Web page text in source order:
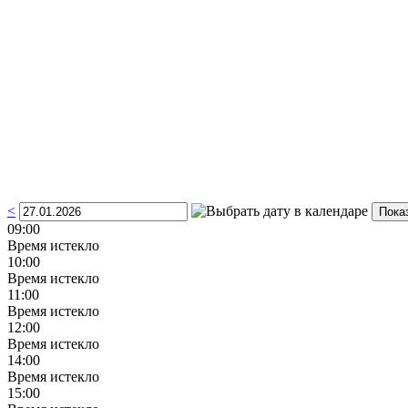
<
09:00
Время истекло
10:00
Время истекло
11:00
Время истекло
12:00
Время истекло
14:00
Время истекло
15:00